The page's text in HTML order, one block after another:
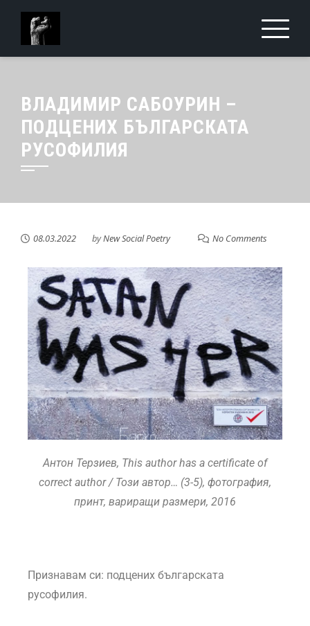
ВЛАДИМИР САБОУРИН –
ПОДЦЕНИХ БЪЛГАРСКАТА
РУСОФИЛИЯ
08.03.2022 byNew Social Poetry No Comments
Антон Терзиев, This author has a certificate of
correct author / Този автор… (3-5), фотография,
принт, вариращи размери, 2016
Признавам си: подцених българската
русофилия.